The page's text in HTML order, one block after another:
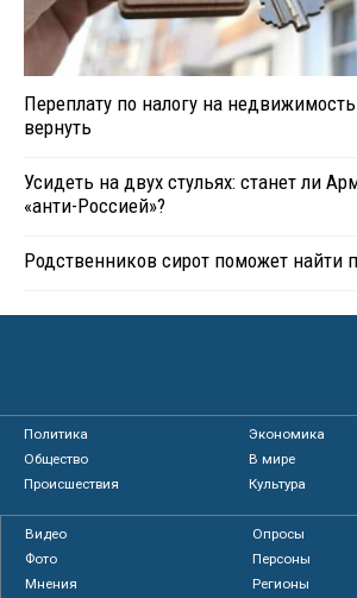
Переплату по налогу на
вернуть
Усидеть на двух стульях: станет ли
«анти-Россией»?
Родственников сирот поможет найти
Политика
Экономика
Общество
В мире
Происшествия
Культура
Видео
Опросы
Фото
Персоны
Мнения
Регионы